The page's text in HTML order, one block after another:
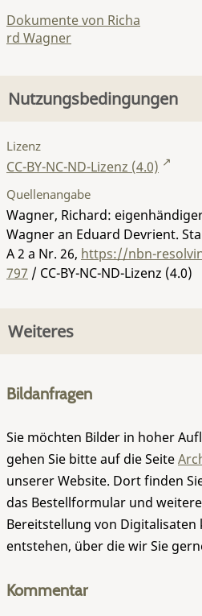
Dokumente von Richa
rd Wagner
Nutzungsbedingungen
Lizenz
CC-BY-NC-ND-Lizenz (4.0)
Quellenangabe
Wagner, Richard:
Wagner an Eduard Devrient.
A 2 a Nr. 26, https://nbn-
797 / CC-BY-NC-ND-Lizenz (4.0)
Weiteres
Bildanfragen
Sie möchten Bilder in hoher
gehen Sie bitte auf die Seite
unserer Website. Dort finden
das Bestellformular und
Bereitstellung von Digitalisaten
entstehen, über die wir Sie
Kommentar